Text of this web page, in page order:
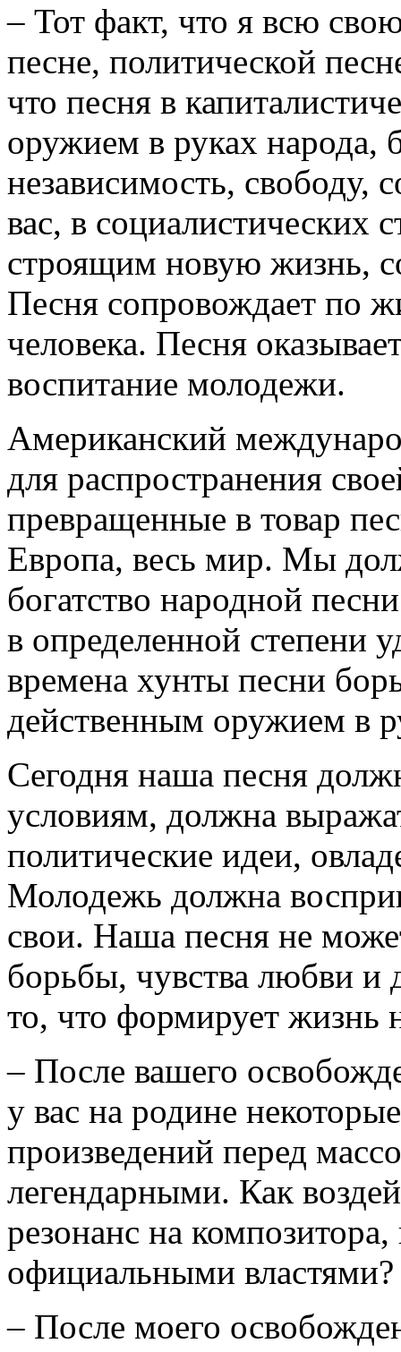
– Тот факт, что я всю
песне, политической
что песня в
оружием в руках народа,
независимость, свободу,
вас, в социалистических
строящим новую жизнь,
Песня сопровождает по
человека. Песня
воспитание молодежи.
Американский
для распространения
превращенные в товар
Европа, весь мир. Мы
богатство народной
в определенной степени
времена хунты песни
действенным оружием в
Сегодня наша песня
условиям, должна
политические идеи,
Молодежь должна
свои. Наша песня не
борьбы, чувства любви и
то, что формирует жизнь
– После вашего
у вас на родине
произведений перед
легендарными. Как
резонанс на
официальными властями?
– После моего